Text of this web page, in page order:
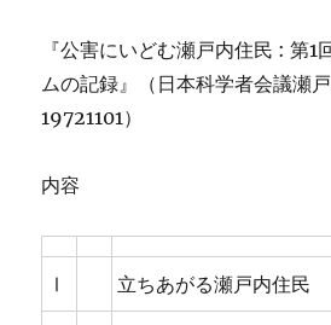
『公害にいどむ瀬戸内住民 : 第1
ムの記録』（日本科学者会議瀬戸
19721101）
内容
Ⅰ 立ちあがる瀬戸内住民